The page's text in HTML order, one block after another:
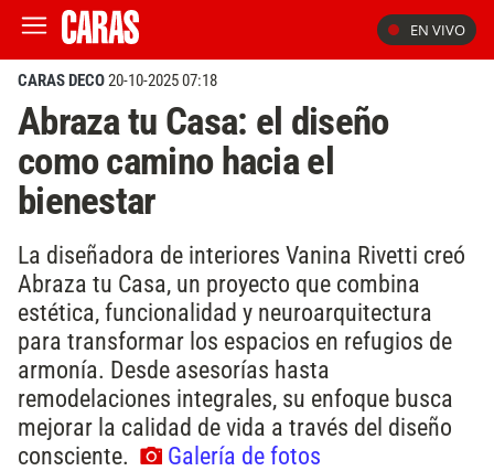
EN VIVO
CARAS DECO20-10-2025 07:18
Abraza tu Casa: el diseño
como camino hacia el
bienestar
La diseñadora de interiores Vanina Rivetti creó
Abraza tu Casa, un proyecto que combina
estética, funcionalidad y neuroarquitectura
para transformar los espacios en refugios de
armonía. Desde asesorías hasta
remodelaciones integrales, su enfoque busca
mejorar la calidad de vida a través del diseño
consciente.
Galería de fotos